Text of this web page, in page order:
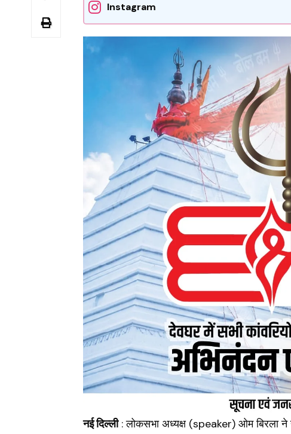
Instagram
नई दिल्ली: लोकसभा अध्यक्ष (speaker) ओम बिरला ने